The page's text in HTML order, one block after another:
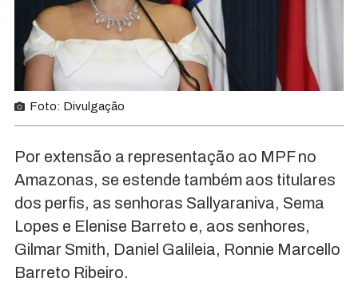
Foto: Divulgação
Por extensão a representação ao MPF no
Amazonas, se estende também aos titulares
dos perfis, as senhoras Sallyaraniva, Sema
Lopes e Elenise Barreto e, aos senhores,
Gilmar Smith, Daniel Galileia, Ronnie Marcello
Barreto Ribeiro.